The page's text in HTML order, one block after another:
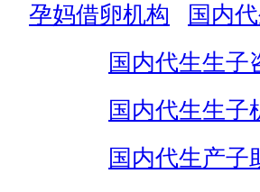
孕妈借卵机构
国内
国内代生生子
国内代生生子
国内代生产子